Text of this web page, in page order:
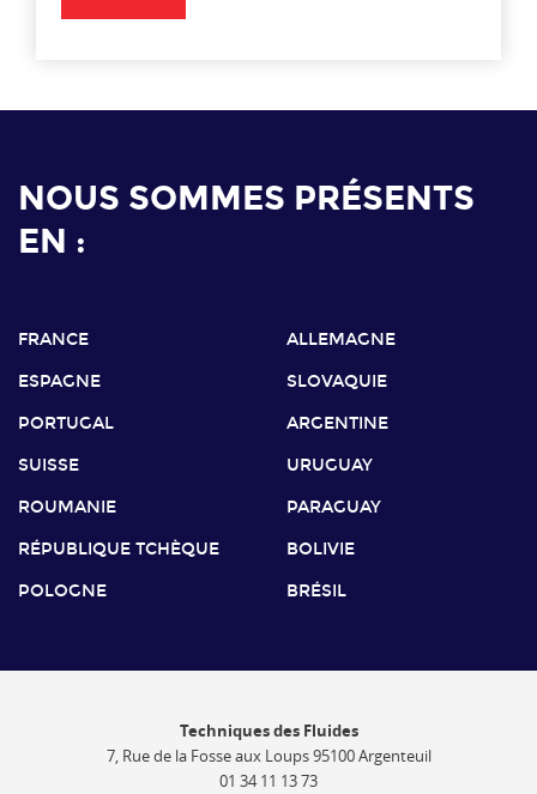
NOUS SOMMES PRÉSENTS
EN :
FRANCE
ESPAGNE
PORTUGAL
SUISSE
ROUMANIE
RÉPUBLIQUE TCHÈQUE
POLOGNE
ALLEMAGNE
SLOVAQUIE
ARGENTINE
URUGUAY
PARAGUAY
BOLIVIE
BRÉSIL
Techniques des Fluides
7, Rue de la Fosse aux Loups 95100 Argenteuil
01 34 11 13 73